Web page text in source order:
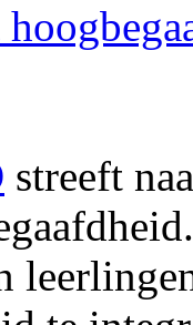
streeft